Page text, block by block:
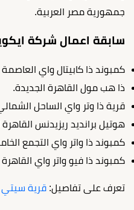
جمهورية مصر العربية.
سابقة اعمال شركة
كمبوند ذا كابيتال واي العاصمة
ذا هب مول القاهرة الجديدة.
قرية ذا وتر واي الساحل
هوتيل برانديد ريزيدنس القاهرة
كمبوند ذا واتر واي التجمع
كمبوند ذا فيو واتر واي القاهرة
تعرف على تفاصيل: قرية سيتي